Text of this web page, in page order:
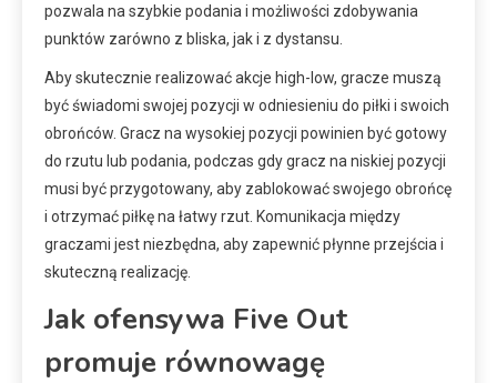
pozwala na szybkie podania i możliwości zdobywania
punktów zarówno z bliska, jak i z dystansu.
Aby skutecznie realizować akcje high-low, gracze muszą
być świadomi swojej pozycji w odniesieniu do piłki i swoich
obrońców. Gracz na wysokiej pozycji powinien być gotowy
do rzutu lub podania, podczas gdy gracz na niskiej pozycji
musi być przygotowany, aby zablokować swojego obrońcę
i otrzymać piłkę na łatwy rzut. Komunikacja między
graczami jest niezbędna, aby zapewnić płynne przejścia i
skuteczną realizację.
Jak ofensywa Five Out
promuje równowagę